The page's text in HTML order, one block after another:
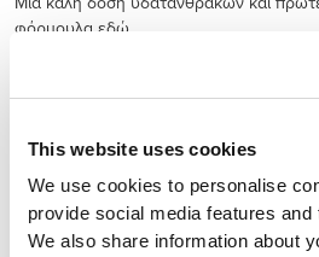
This website uses cookies
We use cookies to personalise
provide social media features
We also share information about
φόρμουλα εδώ.